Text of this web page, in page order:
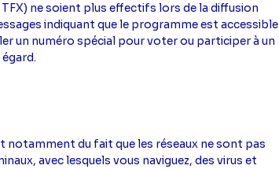
ne soient plus effectifs lors de la diffusion
indiquant que le programme est accessible
un numéro spécial pour voter ou participer à un
du fait que les réseaux ne sont pas
avec lesquels vous naviguez, des virus et